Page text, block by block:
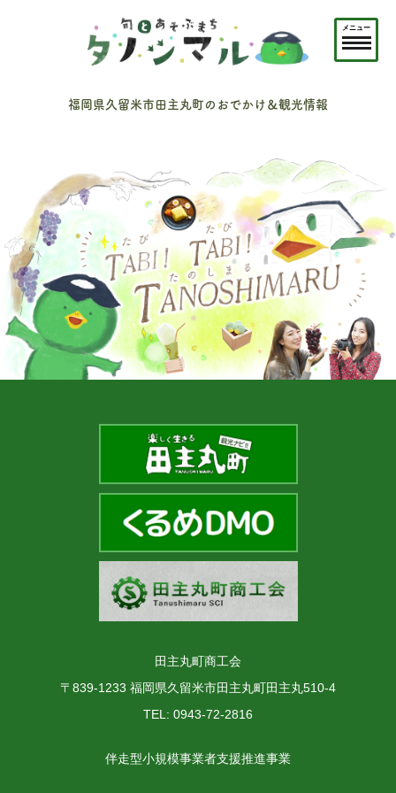
福岡県久留米市田主丸町のおでかけ＆観光情報
メニュー
田主丸町商工会
〒839-1233 福岡県久留米市田主丸町田主丸510-4
TEL: 0943-72-2816
伴走型小規模事業者支援推進事業